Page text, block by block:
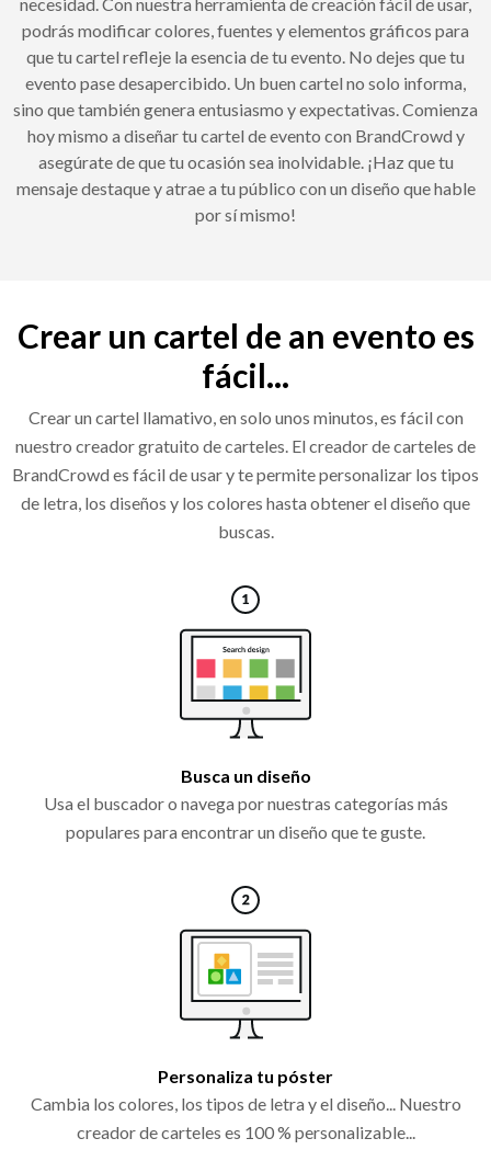
podrás modificar colores, fuentes y elementos gráficos para
que tu cartel refleje la esencia de tu evento. No dejes que tu
evento pase desapercibido. Un buen cartel no solo informa,
sino que también genera entusiasmo y expectativas. Comienza
hoy mismo a diseñar tu cartel de evento con BrandCrowd y
asegúrate de que tu ocasión sea inolvidable. ¡Haz que tu
mensaje destaque y atrae a tu público con un diseño que hable
por sí mismo!
Crear un cartel de an evento es
fácil...
Crear un cartel llamativo, en solo unos minutos, es fácil con
nuestro creador gratuito de carteles. El creador de carteles de
BrandCrowd es fácil de usar y te permite personalizar los tipos
de letra, los diseños y los colores hasta obtener el diseño que
buscas.
Busca un diseño
Usa el buscador o navega por nuestras categorías más
populares para encontrar un diseño que te guste.
Personaliza tu póster
Cambia los colores, los tipos de letra y el diseño... Nuestro
creador de carteles es 100 % personalizable...